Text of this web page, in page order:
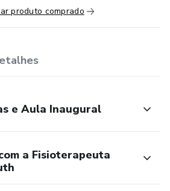
o abdômen e recuperar a
(11 a 25/05)
por Bruna Blauth
produto comprado
e Aula Inaugural
a Fisioterapeuta